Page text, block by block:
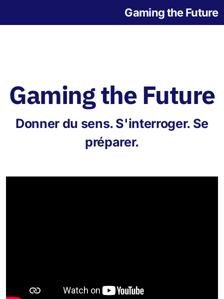
Gaming the Future
Gaming the Future
Donner du sens. S'interroger. Se
préparer.
L'origine des jeux